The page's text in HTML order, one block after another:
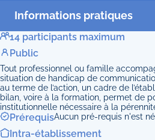
Informations pratiques
14 participants maximum
Public
Tout professionnel ou famille
situation de handicap de
au terme de l’action, un cadre de
bilan, voire à la formation, permet de
institutionnelle nécessaire à la
PrérequisAucun pré-requis n'est
Intra-établissement